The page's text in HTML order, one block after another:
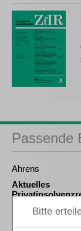
Passende
Ahrens
Aktuelles
Pauge /